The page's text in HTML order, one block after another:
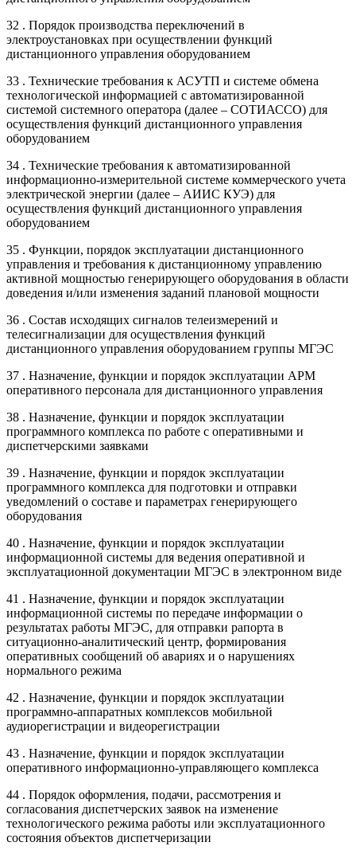
32 . Порядок производства переключений в
электроустановках при осуществлении функций
дистанционного управления оборудованием
33 . Технические требования к АСУТП и системе обмена
технологической информацией с автоматизированной
системой системного оператора (далее – СОТИАССО) для
осуществления функций дистанционного управления
оборудованием
34 . Технические требования к автоматизированной
информационно-измерительной системе коммерческого учета
электрической энергии (далее – АИИС КУЭ) для
осуществления функций дистанционного управления
оборудованием
35 . Функции, порядок эксплуатации дистанционного
управления и требования к дистанционному управлению
активной мощностью генерирующего оборудования в области
доведения и/или изменения заданий плановой мощности
36 . Состав исходящих сигналов телеизмерений и
телесигнализации для осуществления функций
дистанционного управления оборудованием группы МГЭС
37 . Назначение, функции и порядок эксплуатации АРМ
оперативного персонала для дистанционного управления
38 . Назначение, функции и порядок эксплуатации
программного комплекса по работе с оперативными и
диспетчерскими заявками
39 . Назначение, функции и порядок эксплуатации
программного комплекса для подготовки и отправки
уведомлений о составе и параметрах генерирующего
оборудования
40 . Назначение, функции и порядок эксплуатации
информационной системы для ведения оперативной и
эксплуатационной документации МГЭС в электронном виде
41 . Назначение, функции и порядок эксплуатации
информационной системы по передаче информации о
результатах работы МГЭС, для отправки рапорта в
ситуационно-аналитический центр, формирования
оперативных сообщений об авариях и о нарушениях
нормального режима
42 . Назначение, функции и порядок эксплуатации
программно-аппаратных комплексов мобильной
аудиорегистрации и видеорегистрации
43 . Назначение, функции и порядок эксплуатации
оперативного информационно-управляющего комплекса
44 . Порядок оформления, подачи, рассмотрения и
согласования диспетчерских заявок на изменение
технологического режима работы или эксплуатационного
состояния объектов диспетчеризации